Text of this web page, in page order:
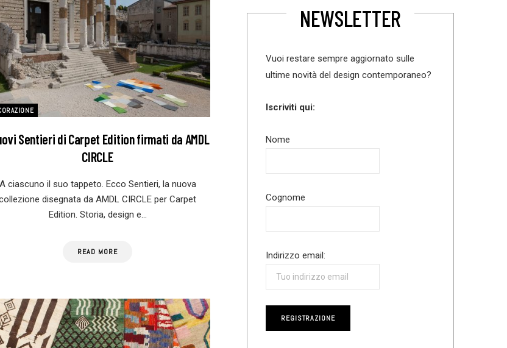
Sentieri di Carpet Edition firmati da AMDL
CIRCLE
A ciascuno il suo tappeto. Ecco Sentieri, la nuova
disegnata da AMDL CIRCLE per Carpet
Edition. Storia, design e…
READ MORE
NEWSLETTER
Vuoi restare sempre aggiornato sulle
ultime novità del design contemporaneo?
Iscriviti qui:
Nome
Cognome
Indirizzo email: